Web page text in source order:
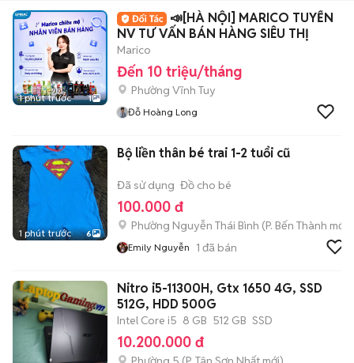
1 phút trước 1
📣[HÀ NỘI] MARICO TUYỂN
NV TƯ VẤN BÁN HÀNG SIÊU THỊ
Marico
Đến 10 triệu/tháng
Phường Vĩnh Tuy
Đỗ Hoàng Long
1 phút trước 6
Bộ liền thân bé trai 1-2 tuổi cũ
Đã sử dụng Đồ cho bé
100.000 đ
Phường Nguyễn Thái Bình (P. Bến Thành mới)
Emily Nguyễn 1 đã bán
Nitro i5-11300H, Gtx 1650 4G, SSD
512G, HDD 500G
Intel Core i5 8 GB 512 GB SSD
10.200.000 đ